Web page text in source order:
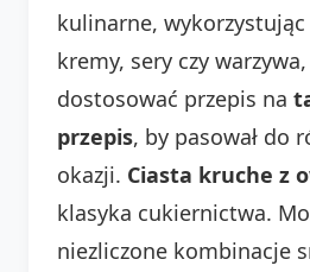
kulinarne, wykorzystując
kremy, sery czy
dostosować przepis na
przepis, by pasował do
okazji. Ciasta kruche z
klasyka cukiernictwa.
niezliczone kombinacje